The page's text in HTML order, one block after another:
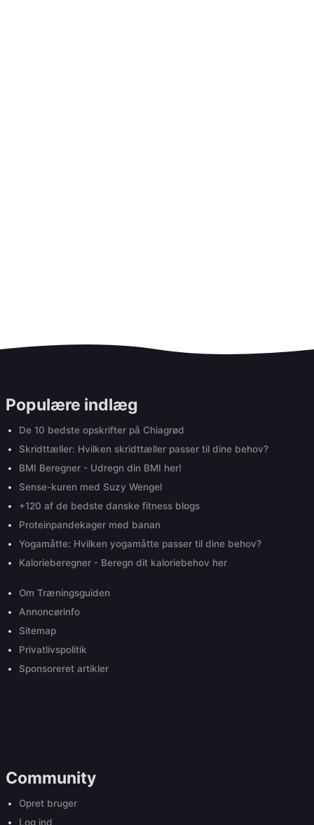
Populære indlæg
De 10 bedste opskrifter på Chiagrød
Skridttæller: Hvilken skridttæller passer til dine behov?
BMI Beregner - Udregn din BMI her!
Sense-kuren med Suzy Wengel
+120 af de bedste danske fitness blogs
Proteinpandekager med banan
Yogamåtte: Hvilken yogamåtte passer til dine behov?
Kalorieberegner - Beregn dit kaloriebehov her
Om Træningsguiden
Annoncørinfo
Sitemap
Privatlivspolitik
Sponsoreret artikler
Community
Opret bruger
Log ind